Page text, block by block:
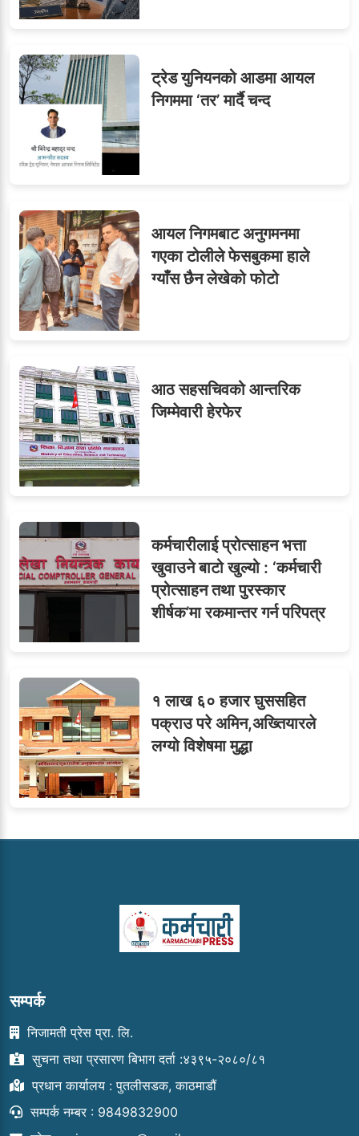
ट्रेड युनियनको आडमा आयल
निगममा ‘तर’ मार्दै चन्द
आयल निगमबाट अनुगमनमा
गएका टोलीले फेसबुकमा हाले
ग्याँस छैन लेखेको फोटो
आठ सहसचिवको आन्तरिक
जिम्मेवारी हेरफेर
कर्मचारीलाई प्रोत्साहन भत्ता
खुवाउने बाटो खुल्यो : ‘कर्मचारी
प्रोत्साहन तथा पुरस्कार
शीर्षक’मा रकमान्तर गर्न परिपत्र
१ लाख ६० हजार घुससहित
पक्राउ परे अमिन,अख्तियारले
लग्यो विशेषमा मुद्धा
सम्पर्क
निजामती प्रेस प्रा. लि.
सुचना तथा प्रसारण बिभाग दर्ता :४३९५-२०८०/८१
प्रधान कार्यालय : पुतलीसडक, काठमाडौं
सम्पर्क नम्बर : 9849832900